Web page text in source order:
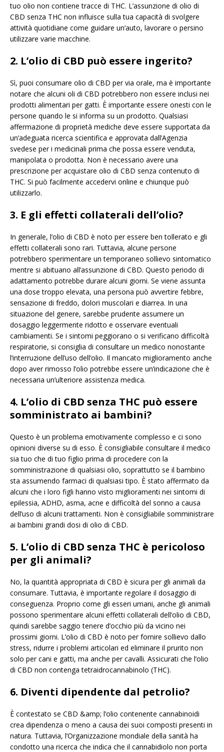
tuo olio non contiene tracce di THC. L’assunzione di olio di
CBD senza THC non influisce sulla tua capacità di svolgere
attività quotidiane come guidare un’auto, lavorare o persino
utilizzare varie macchine.
2. L’olio di CBD può essere ingerito?
Sì, puoi consumare olio di CBD per via orale, ma è importante
notare che alcuni oli di CBD potrebbero non essere inclusi nei
prodotti alimentari per gatti. È importante essere onesti con le
persone quando le si informa su un prodotto. Qualsiasi
affermazione di proprietà mediche deve essere supportata da
un’adeguata ricerca scientifica e approvata dall’Agenzia
svedese per i medicinali prima che possa essere venduta,
manipolata o prodotta. Non è necessario avere una
prescrizione per acquistare olio di CBD senza contenuto di
THC. Si può facilmente accedervi online e chiunque può
utilizzarlo.
3. E gli effetti collaterali dell’olio?
In generale, l’olio di CBD è noto per essere ben tollerato e gli
effetti collaterali sono rari. Tuttavia, alcune persone
potrebbero sperimentare un temporaneo sollievo sintomatico
mentre si abituano all’assunzione di CBD. Questo periodo di
adattamento potrebbe durare alcuni giorni. Se viene assunta
una dose troppo elevata, una persona può avvertire febbre,
sensazione di freddo, dolori muscolari e diarrea. In una
situazione del genere, sarebbe prudente assumere un
dosaggio leggermente ridotto e osservare eventuali
cambiamenti. Se i sintomi peggiorano o si verificano difficoltà
respiratorie, si consiglia di consultare un medico nonostante
l’interruzione dell’uso dell’olio. Il mancato miglioramento anche
dopo aver rimosso l’olio potrebbe essere un’indicazione che è
necessaria un’ulteriore assistenza medica.
4. L’olio di CBD senza THC può essere
somministrato ai bambini?
Questo è un problema emotivamente complesso e ci sono
opinioni diverse su di esso. È consigliabile consultare il medico
sia tuo che di tuo figlio prima di procedere con la
somministrazione di qualsiasi olio, soprattutto se il bambino
sta assumendo farmaci di qualsiasi tipo. È stato affermato da
alcuni che i loro figli hanno visto miglioramenti nei sintomi di
epilessia, ADHD, asma, acne e difficoltà del sonno a causa
dell’uso di alcuni trattamenti. Non è consigliabile somministrare
ai bambini grandi dosi di olio di CBD.
5. L’olio di CBD senza THC è pericoloso
per gli animali?
No, la quantità appropriata di CBD è sicura per gli animali da
consumare. Tuttavia, è importante regolare il dosaggio di
conseguenza. Proprio come gli esseri umani, anche gli animali
possono sperimentare alcuni effetti collaterali dell’olio di CBD,
quindi sarebbe saggio tenere d’occhio più da vicino nei
prossimi giorni. L’olio di CBD è noto per fornire sollievo dallo
stress, ridurre i problemi articolari ed eliminare il prurito non
solo per cani e gatti, ma anche per cavalli. Assicurati che l’olio
di CBD non contenga tetraidrocannabinolo (THC).
6. Diventi dipendente dal petrolio?
È contestato se CBD &amp; l’olio contenente cannabinoidi
crea dipendenza o meno a causa dei suoi composti presenti in
natura. Tuttavia, l’Organizzazione mondiale della sanità ha
condotto una ricerca che indica che il cannabidiolo non porta